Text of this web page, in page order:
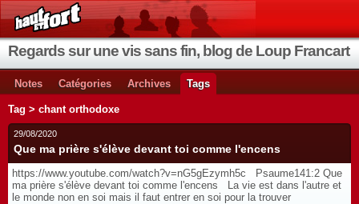
Regards sur une vis sans fin, blog de Loup Francart
Notes Catégories Archives Tags
Tag > chant orthodoxe
29/08/2020
Que ma prière s'élève devant toi comme l'encens
https://www.youtube.com/watch?v=nG5gEzymh5c Psaume141:2 Que
ma prière s'élève devant toi comme l'encens La vie est dans l'autre et
le monde non en soi mais il faut entrer en soi pour la trouver